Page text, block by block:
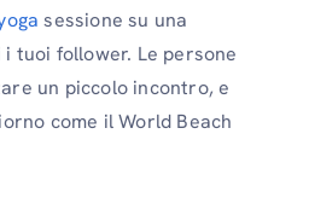
sessione su una
tuoi follower. Le persone
un piccolo incontro, e
come il World Beach